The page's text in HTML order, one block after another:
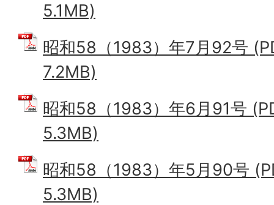
5.1MB)
昭和58（1983）年7月92号
7.2MB)
昭和58（1983）年6月91号
5.3MB)
昭和58（1983）年5月90号
5.3MB)